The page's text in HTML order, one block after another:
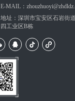
E-MAIL：
地址：深圳市宝安区石岩街
四工业区B栋